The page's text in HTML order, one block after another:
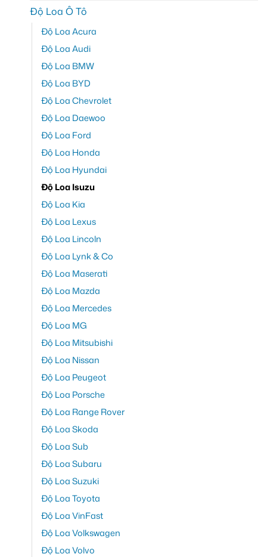
Độ Loa Ô Tô
Độ Loa Acura
Độ Loa Audi
Độ Loa BMW
Độ Loa BYD
Độ Loa Chevrolet
Độ Loa Daewoo
Độ Loa Ford
Độ Loa Honda
Độ Loa Hyundai
Độ Loa Isuzu
Độ Loa Kia
Độ Loa Lexus
Độ Loa Lincoln
Độ Loa Lynk & Co
Độ Loa Maserati
Độ Loa Mazda
Độ Loa Mercedes
Độ Loa MG
Độ Loa Mitsubishi
Độ Loa Nissan
Độ Loa Peugeot
Độ Loa Porsche
Độ Loa Range Rover
Độ Loa Skoda
Độ Loa Sub
Độ Loa Subaru
Độ Loa Suzuki
Độ Loa Toyota
Độ Loa VinFast
Độ Loa Volkswagen
Độ Loa Volvo